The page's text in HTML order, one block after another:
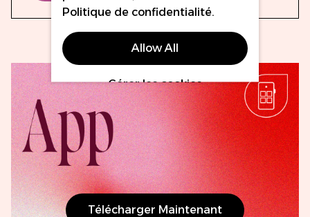
Télécharger Maintenant
Politique de confidentialité.
Allow All
Gérer les cookies